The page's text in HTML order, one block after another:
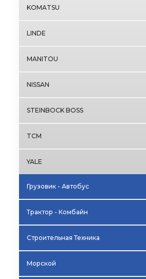
KOMATSU
LINDE
MANITOU
NISSAN
STEINBOCK BOSS
TCM
YALE
Грузовик - Автобус
Трактор - Комбайн
Строительная Техника
Морской